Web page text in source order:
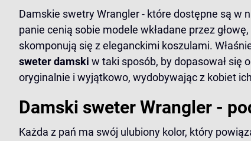
Damskie swetry Wrangler - które dostępne są w
panie cenią sobie modele wkładane przez
skomponują się z eleganckimi koszulami.
sweter damski w taki sposób, by dopasował się
oryginalnie i wyjątkowo, wydobywając z kobiet
Damski sweter Wrangler -
Każda z pań ma swój ulubiony kolor, który